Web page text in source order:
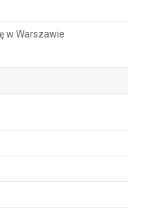
w Warszawie